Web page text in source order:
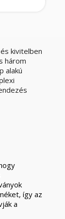
kivitelben
három
alakú
így az
a